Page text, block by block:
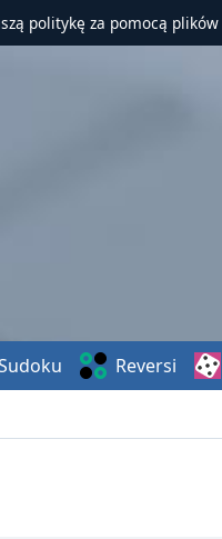
politykę za pomocą
Reversi